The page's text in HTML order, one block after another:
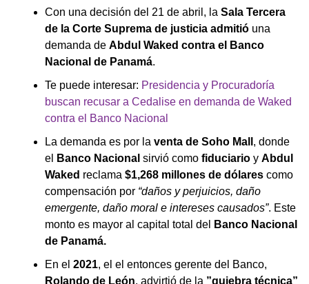
Con una decisión del 21 de abril, la Sala Tercera
de la Corte Suprema de justicia admitió una
demanda de Abdul Waked contra el Banco
Nacional de Panamá.
Te puede interesar: Presidencia y Procuradoría
buscan recusar a Cedalise en demanda de Waked
contra el Banco Nacional
La demanda es por la venta de Soho Mall , donde
el
Banco Nacional sirvió como fiduciario y Abdul
Waked reclama $1,268 millones de dólares como
compensación por “daños y perjuicios, daño
emergente, daño moral e intereses causados”. Este
monto es mayor al capital total del
Banco Nacional
de Panamá.
En el 2021, el el entonces gerente del Banco,
Rolando de León, advirtió de la ”quiebra técnica”